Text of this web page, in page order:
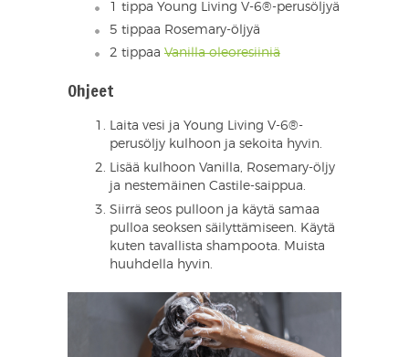
1 tippa Young Living V-6®-perusöljyä
5 tippaa Rosemary-öljyä
2 tippaa Vanilla oleoresiiniä
Ohjeet
Laita vesi ja Young Living V-6®-
perusöljy kulhoon ja sekoita hyvin.
Lisää kulhoon Vanilla, Rosemary-öljy
ja nestemäinen Castile-saippua.
Siirrä seos pulloon ja käytä samaa
pulloa seoksen säilyttämiseen. Käytä
kuten tavallista shampoota. Muista
huuhdella hyvin.